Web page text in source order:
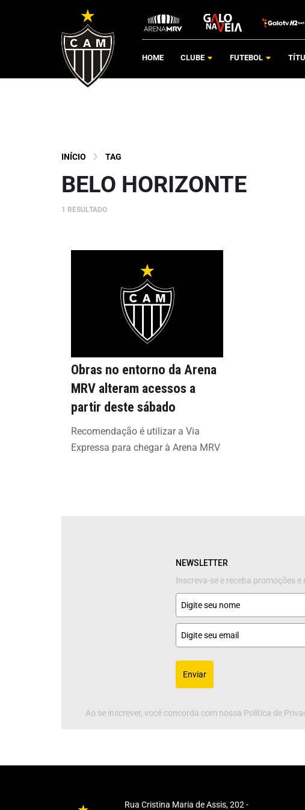
HOME CLUBE FUTEBOL
INÍCIO TAG
BELO HORIZONTE
1 RESULTADO
Obras no entorno da Arena
MRV alteram acessos a
partir deste sábado
Recomendação é utilizar a Via
Expressa para chegar à Arena MRV
NEWSLETTER
Inscreva-se e receba promoções e
Enviar
Ao se inscrever, você concorda com nossa Política de
Rua Cristina Maria de Assis, 202 -